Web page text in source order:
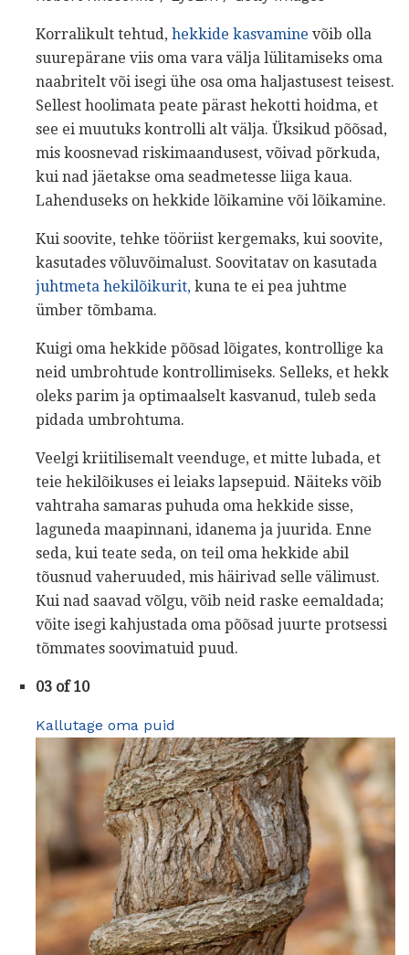
Korralikult tehtud, hekkide kasvamine võib olla
suurepärane viis oma vara välja lülitamiseks oma
naabritelt või isegi ühe osa oma haljastusest teisest.
Sellest hoolimata peate pärast hekotti hoidma, et
see ei muutuks kontrolli alt välja. Üksikud põõsad,
mis koosnevad riskimaandusest, võivad põrkuda,
kui nad jäetakse oma seadmetesse liiga kaua.
Lahenduseks on hekkide lõikamine või lõikamine.
Kui soovite, tehke tööriist kergemaks, kui soovite,
kasutades võluvõimalust. Soovitatav on kasutada
juhtmeta hekilõikurit, kuna te ei pea juhtme
ümber tõmbama.
Kuigi oma hekkide põõsad lõigates, kontrollige ka
neid umbrohtude kontrollimiseks. Selleks, et hekk
oleks parim ja optimaalselt kasvanud, tuleb seda
pidada umbrohtuma.
Veelgi kriitilisemalt veenduge, et mitte lubada, et
teie hekilõikuses ei leiaks lapsepuid. Näiteks võib
vahtraha samaras puhuda oma hekkide sisse,
laguneda maapinnani, idanema ja juurida. Enne
seda, kui teate seda, on teil oma hekkide abil
tõusnud vaheruuded, mis häirivad selle välimust.
Kui nad saavad võlgu, võib neid raske eemaldada;
võite isegi kahjustada oma põõsad juurte protsessi
tõmmates soovimatuid puud.
03 of 10
Kallutage oma puid